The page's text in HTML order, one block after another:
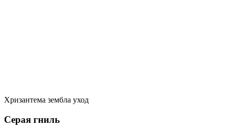
Хризантема зембла уход
Серая гниль